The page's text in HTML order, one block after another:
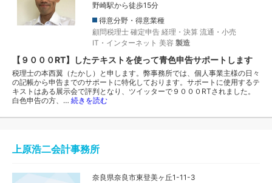
野崎駅から徒歩15分
得意分野・得意業種
顧問税理士 確定申告 経理・決算 流通・小売
IT・インターネット 美容 製造
【９０００RT】したテキストを使って青色申告サポートします
税理士の本西翼（たかし）と申します。弊事務所では、個人事業主様の日々
の記帳から申告までのサポートに特化しております。サポートに使用するテ
キストはある展示会で評判となり、ツイッターで９０００RTされました。
白色申告の方、… 続きを読む
上原浩二会計事務所
奈良県奈良市東登美ヶ丘1-11-3